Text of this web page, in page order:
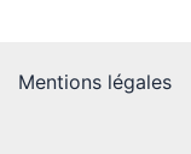
Mentions légales